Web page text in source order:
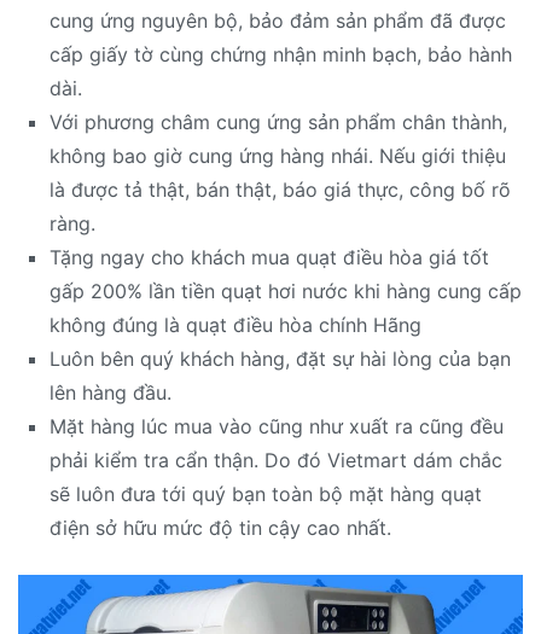
cung ứng nguyên bộ, bảo đảm sản phẩm đã được
cấp giấy tờ cùng chứng nhận minh bạch, bảo hành
dài.
Với phương châm cung ứng sản phẩm chân thành,
không bao giờ cung ứng hàng nhái. Nếu giới thiệu
là được tả thật, bán thật, báo giá thực, công bố rõ
ràng.
Tặng ngay cho khách mua quạt điều hòa giá tốt
gấp 200% lần tiền quạt hơi nước khi hàng cung cấp
không đúng là quạt điều hòa chính Hãng
Luôn bên quý khách hàng, đặt sự hài lòng của bạn
lên hàng đầu.
Mặt hàng lúc mua vào cũng như xuất ra cũng đều
phải kiểm tra cẩn thận. Do đó Vietmart dám chắc
sẽ luôn đưa tới quý bạn toàn bộ mặt hàng quạt
điện sở hữu mức độ tin cậy cao nhất.